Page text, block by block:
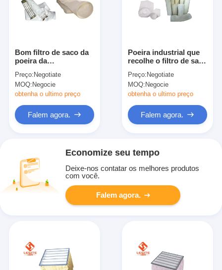
Bom filtro de saco da
poeira da
do ar, sacos de filtro
de Baghouse brancos
Preço: Negotiate
MOQ:Negocie
obtenha o ultimo preço
Falem agora.
Poeira industrial que
recolhe o filtro de saco
de um Hepa de 0,1
mícrons
Preço: Negotiate
MOQ:Negocie
obtenha o ultimo preço
Falem agora.
Economize seu tempo
Deixe-nos contatar os melhores produtos
com você.
Falem agora.